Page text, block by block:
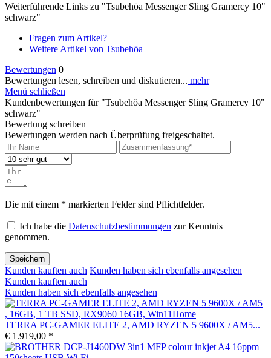
Weiterführende Links zu "Tsubehöa Messenger Sling Gramercy 10"
schwarz"
Fragen zum Artikel?
Weitere Artikel von Tsubehöa
Bewertungen 0
Bewertungen lesen, schreiben und diskutieren... mehr
Menü schließen
Kundenbewertungen für "Tsubehöa Messenger Sling Gramercy 10"
schwarz"
Bewertung schreiben
Bewertungen werden nach Überprüfung freigeschaltet.
Die mit einem * markierten Felder sind Pflichtfelder.
Ich habe die Datenschutzbestimmungen zur Kenntnis
genommen.
Speichern
Kunden kauften auch Kunden haben sich ebenfalls angesehen
Kunden kauften auch
Kunden haben sich ebenfalls angesehen
TERRA PC-GAMER ELITE 2, AMD RYZEN 5 9600X / AM5...
€ 1.919,00 *